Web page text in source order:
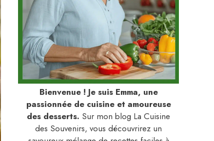
Bienvenue ! Je suis Emma, une
passionnée de cuisine et amoureuse
des desserts. Sur mon blog La Cuisine
des Souvenirs, vous découvrirez un